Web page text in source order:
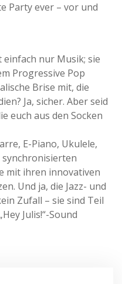
Party ever – vor und
einfach nur Musik; sie
Progressive Pop
Brise mit, die
Ja, sicher. Aber seid
euch aus den Socken
E-Piano, Ukulele,
mit ihren innovativen
Und ja, die Jazz- und
Zufall – sie sind Teil
Julis!“-Sound